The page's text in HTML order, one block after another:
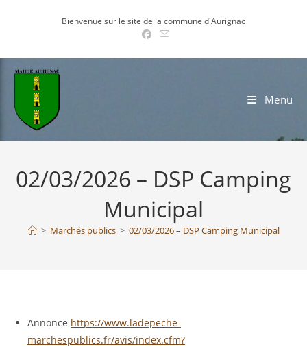
Bienvenue sur le site de la commune d'Aurignac
Menu
02/03/2026 – DSP Camping
Municipal
> Marchés publics > 02/03/2026 – DSP Camping Municipal
Annonce https://www.ladepeche-
marchespublics.fr/avis/index.cfm?